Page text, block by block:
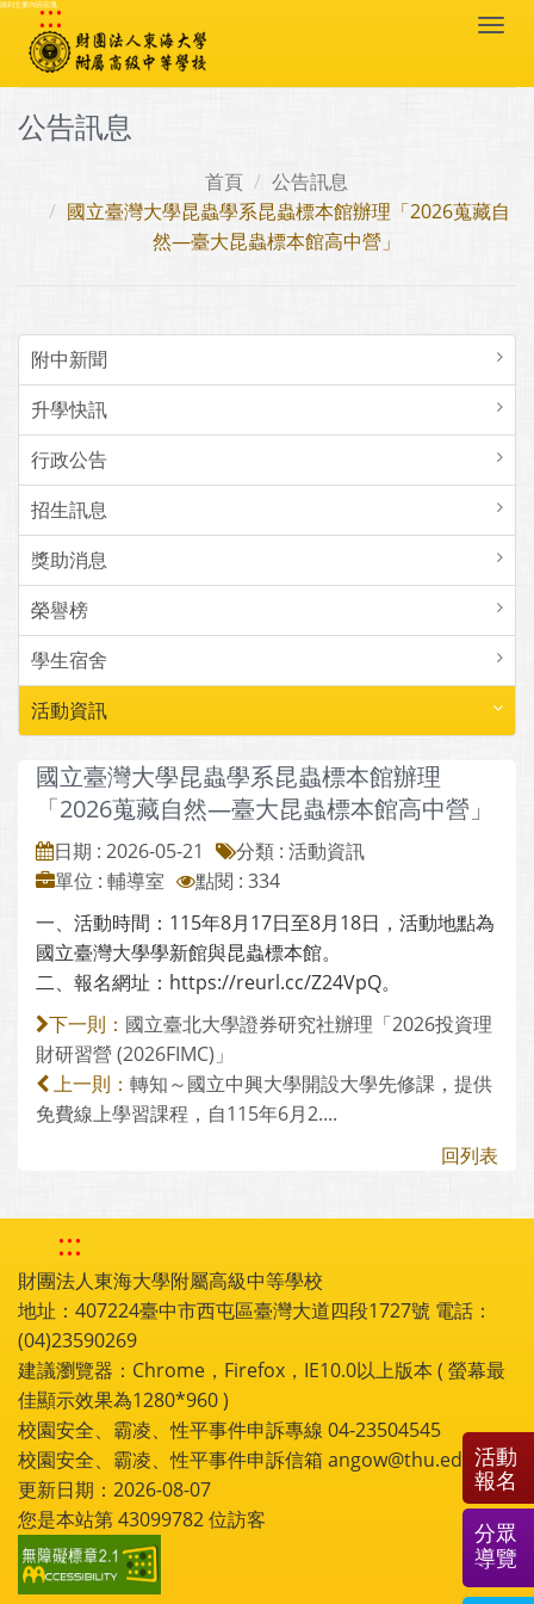
跳到主要內容區塊
:::
公告訊息
首頁
公告訊息
國立臺灣大學昆蟲學系昆蟲標本館辦理「2026蒐藏自
然—臺大昆蟲標本館高中營」
附中新聞
升學快訊
行政公告
招生訊息
獎助消息
榮譽榜
學生宿舍
活動資訊
國立臺灣大學昆蟲學系昆蟲標本館辦理
「2026蒐藏自然—臺大昆蟲標本館高中營」
日期 : 2026-05-21
分類 : 活動資訊
單位 : 輔導室
點閱 : 334
一、活動時間：115年8月17日至8月18日，活動地點為
國立臺灣大學學新館與昆蟲標本館。
二、報名網址：https://reurl.cc/Z24VpQ。
下一則： 國立臺北大學證券研究社辦理「2026投資理
財研習營 (2026FIMC)」
上一則： 轉知～國立中興大學開設大學先修課，提供
免費線上學習課程，自115年6月2....
回列表
:::
財團法人東海大學附屬高級中等學校
地址：407224臺中市西屯區臺灣大道四段1727號 電話：
(04)23590269
建議瀏覽器：Chrome，Firefox，IE10.0以上版本 ( 螢幕最
佳顯示效果為1280*960 )
校園安全、霸凌、性平事件申訴專線 04-23504545
校園安全、霸凌、性平事件申訴信箱 angow@thu.edu.tw
更新日期：2026-08-07
您是本站第43099782位訪客
活動
報名
分眾
導覽